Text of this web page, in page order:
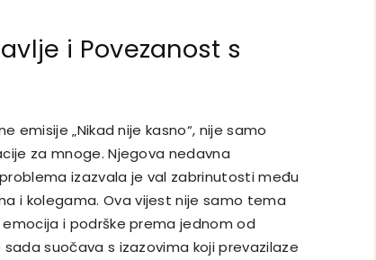
i Povezanost s
emisije „Nikad nije kasno“, nije samo
za mnoge. Njegova nedavna
izazvala je val zabrinutosti među
i kolegama. Ova vijest nije samo tema
i podrške prema jednom od
suočava s izazovima koji prevazilaze